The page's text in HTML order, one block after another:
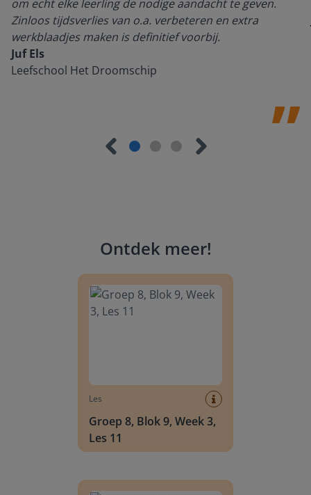
om echt elke leerling de nodige aandacht te geven.
Zinloos tijdsverlies van o.a. verbeteren en extra
werkblaadjes maken is definitief voorbij.
Juf Els
Leefschool Het Droomschip
Ontdek meer!
Les
Groep 8, Blok 9, Week 3,
Les 11